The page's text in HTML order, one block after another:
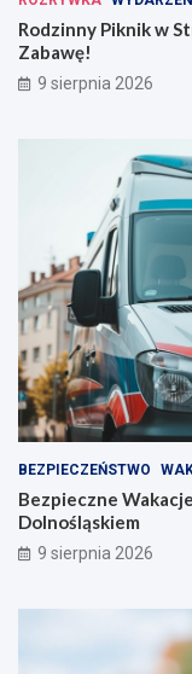
Rodzinny Piknik w
Zabawę!
9 sierpnia 2026
BEZPIECZEŃSTWO
Bezpieczne
Dolnośląskiem
9 sierpnia 2026